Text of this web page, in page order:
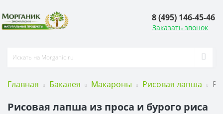
8 (495) 146-45-46
Заказать звонок
Главная Бакалея Макароны Рисовая лапша
Рисовая лапша из проса и бурого риса